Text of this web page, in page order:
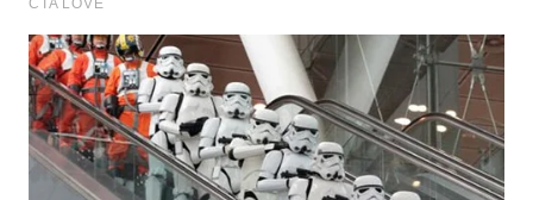
CIREBON
WN
INDRAMAYU
WN
KUNINGAN